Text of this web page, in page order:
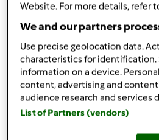
PRZEŁOŻENIE:
240gramówpowideł
MASA:
500gramówserka
500gramówśmietanki 36%
110gramówcukru pudru
Website. For more details, refer
We and our partners
Use precise geolocation data.
characteristics for identification.
information on a device.
content, advertising and
audience research and services
List of Partners (vendors)